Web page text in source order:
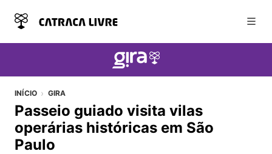
INÍCIO GIRA
Passeio guiado visita vilas
operárias históricas em São
Paulo